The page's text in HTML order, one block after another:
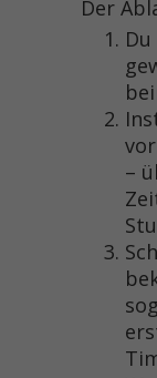
Der
–